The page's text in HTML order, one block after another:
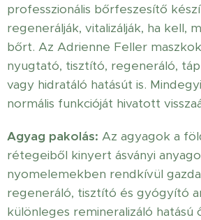
professzionális bőrfeszesítő
regenerálják, vitalizálják, ha kell,
bőrt. Az Adrienne Feller
nyugtató, tisztító, regeneráló,
vagy hidratáló hatásút is.
normális funkcióját hivatott
Agyag pakolás: Az agyagok a
rétegeiből kinyert ásványi
nyomelemekben rendkívül
regeneráló, tisztító és gyógyító
különleges remineralizáló hatású